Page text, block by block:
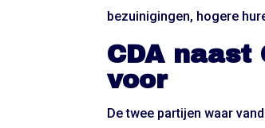
bezuinigingen, hogere
CDA naast
voor
De twee partijen waar